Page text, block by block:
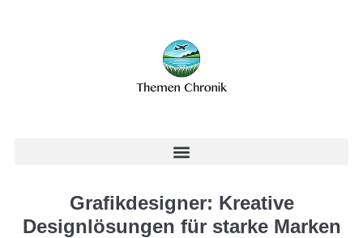
Grafikdesigner: Kreative
Designlösungen für starke Marken